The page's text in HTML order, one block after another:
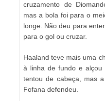
cruzamento de
mas a bola foi para o
longe. Não deu para
para o gol ou cruzar.
Haaland teve mais uma
à linha de fundo e
tentou de cabeça, mas
Fofana defendeu.